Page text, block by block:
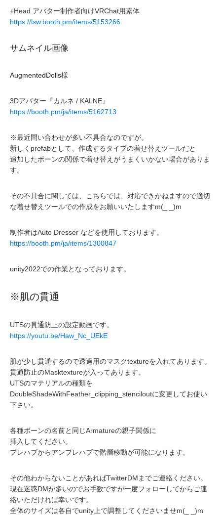
+Head アバター制作者向けVRChat用素体
https://lsw.booth.pm/items/5153266
サムネイル画像
AugmentedDolls様
3Dアバター『カルネ / KALNE』
https://booth.pm/ja/items/5162713
※最近問い合わせが多い不具合なのですが。
新しくprefabとして、作成するタイプの着せ替えツールだと
追加したボーンの関係で着せ替えがうまくいかない場合がありま
す。
その不具合に関しては、こちらでは、対応できかねますので適切
な着せ替えツールでの作成をお願いいたしますm(_ _)m
制作者はAuto Dresser などを使用しております。
https://booth.pm/ja/items/1300847
unity2022での作業となっております。
※肌の貫通
UTSの貫通防止の設定動画です。
https://youtu.be/Haw_Nc_UEkE
肌が少し貫通するので透過用のマスクtextureを入れてあります。
貫通防止のMasktextureが入ってあります。
UTSのマテリアルの種類を
DoubleShadeWithFeather_clipping_stenciloutに変更してお使い
下さい。
各種ボーンの名前と同じArmatureの親子関係に
挿入してください。
プレハブからアンプレハブで階層移動が可能になります。
その他わからないことがあればTwitterDMまでご連絡ください。
現在迷惑DMが多いのでお手数ですが一度フォローしてからご連
絡いただければ幸いです。
全体のサイズは各自でunity上で調整してくださいませm(_ _)m